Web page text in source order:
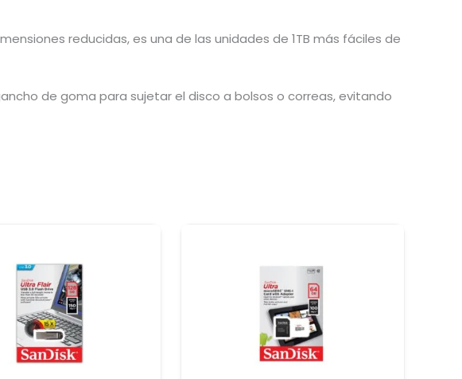
reducidas, es una de las unidades de 1TB más fáciles de
de goma para sujetar el disco a bolsos o correas, evitando